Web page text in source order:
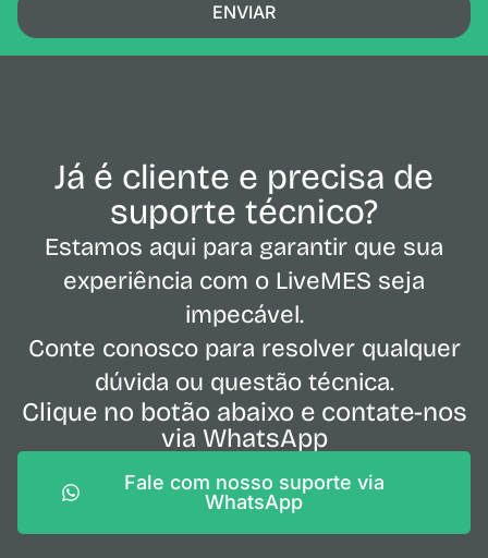
ENVIAR
Já é cliente e precisa de
suporte técnico?
Estamos aqui para garantir que sua
experiência com o LiveMES seja
impecável.
Conte conosco para resolver qualquer
dúvida ou questão técnica.
Clique no botão abaixo e contate-nos
via WhatsApp
Fale com nosso suporte via
WhatsApp